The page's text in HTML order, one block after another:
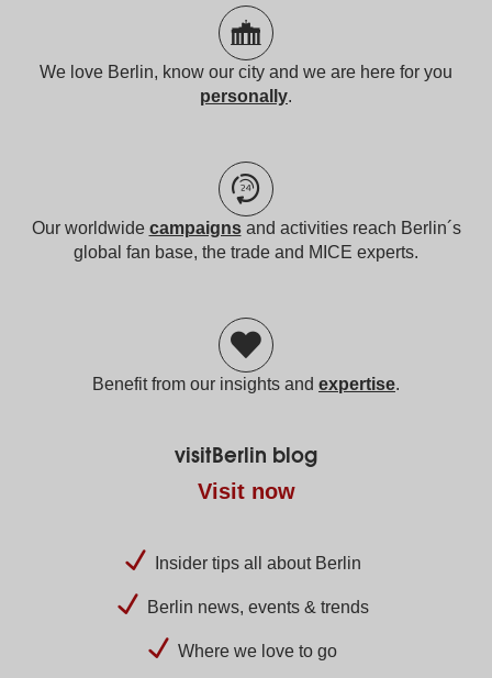
We love Berlin, know our city and we are here for you
personally.
Our worldwide campaignsand activities reach Berlin´s
global fan base, the trade and MICE experts.
Benefit from our insights and expertise.
visitBerlin blog
Visit now
Insider tips all about Berlin
Berlin news, events & trends
Where we love to go